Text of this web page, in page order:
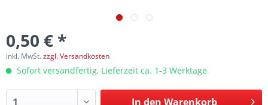
0,50 € *
inkl. MwSt.zzgl. Versandkosten
Sofort versandfertig, Lieferzeit ca. 1-3 Werktage
In den Warenkorb